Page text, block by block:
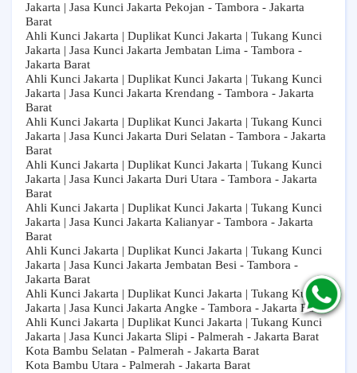
Jakarta | Jasa Kunci Jakarta Pekojan - Tambora - Jakarta
Barat
Ahli Kunci Jakarta | Duplikat Kunci Jakarta | Tukang Kunci
Jakarta | Jasa Kunci Jakarta Jembatan Lima - Tambora -
Jakarta Barat
Ahli Kunci Jakarta | Duplikat Kunci Jakarta | Tukang Kunci
Jakarta | Jasa Kunci Jakarta Krendang - Tambora - Jakarta
Barat
Ahli Kunci Jakarta | Duplikat Kunci Jakarta | Tukang Kunci
Jakarta | Jasa Kunci Jakarta Duri Selatan - Tambora - Jakarta
Barat
Ahli Kunci Jakarta | Duplikat Kunci Jakarta | Tukang Kunci
Jakarta | Jasa Kunci Jakarta Duri Utara - Tambora - Jakarta
Barat
Ahli Kunci Jakarta | Duplikat Kunci Jakarta | Tukang Kunci
Jakarta | Jasa Kunci Jakarta Kalianyar - Tambora - Jakarta
Barat
Ahli Kunci Jakarta | Duplikat Kunci Jakarta | Tukang Kunci
Jakarta | Jasa Kunci Jakarta Jembatan Besi - Tambora -
Jakarta Barat
Ahli Kunci Jakarta | Duplikat Kunci Jakarta | Tukang Kunci
Jakarta | Jasa Kunci Jakarta Angke - Tambora - Jakarta Barat
Ahli Kunci Jakarta | Duplikat Kunci Jakarta | Tukang Kunci
Jakarta | Jasa Kunci Jakarta Slipi - Palmerah - Jakarta Barat
Kota Bambu Selatan - Palmerah - Jakarta Barat
Kota Bambu Utara - Palmerah - Jakarta Barat